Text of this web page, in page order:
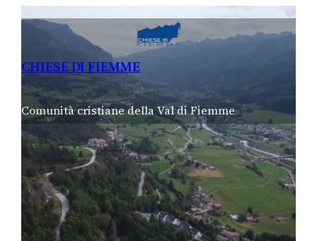
CHIESE DI FIEMME
Comunità cristiane della Val di Fiemme